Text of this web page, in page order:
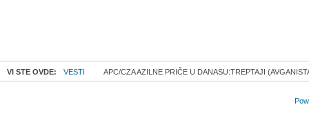
VI STE OVDE: VESTI APC/CZA AZILNE PRIČE U DANASU:TREPTAJI